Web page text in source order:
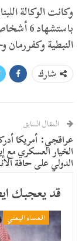
وكانت الوكالة
النبطية
شارك
المقال السابق
عراقجي: أمريكا
الخيار العسكري مع
الدولي على حافة
قد يعجبك
المساء اليمني